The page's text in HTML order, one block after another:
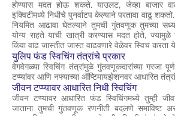
होण्यास मदत होऊ शकते. याउलट, जेव्हा बाजार
इक्विटीमध्ये निधीचे पुनर्वाटप केल्याने परतावा वाढू
नियमित आढावा घेतल्याने तुमची गुंतवणूक तुमच्या
योग्य राहते याची खात्री करण्यास मदत होते, ज्यामुळे
किंवा वाढ जास्तीत जास्त वाढवणारे वेळेवर स्विच करता
युलिप फंड स्विचिंग तंत्रांचे प्रकार
वेगवेगळ्या स्विचिंग तंत्रांमुळे गुंतवणूकदारांच्या गरजा
टप्प्यांवर आणि नफ्याच्या ऑप्टिमायझेशनवर आधारित
जीवन टप्प्यावर आधारित निधी स्विचिंग
जीवन टप्प्यावर आधारित फंड स्विचिंगमध्ये तुम्ही
जाताना तुमची गुंतवणूक रणनीती बदलणे समाविष्ट